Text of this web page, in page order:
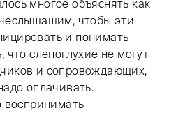
фотография. На той же
многое объяснять как
чтобы эти
и понимать
что слепоглухие не могут
и сопровождающих,
оплачивать.
воспринимать